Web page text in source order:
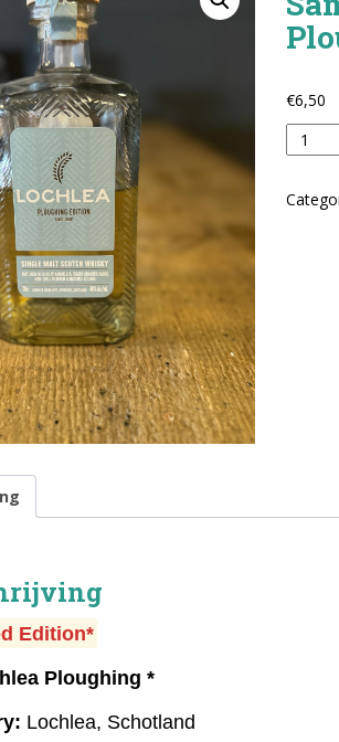
€6,50
Sample
57.
Edition*
Ploughing *
Lochlea, Schotland